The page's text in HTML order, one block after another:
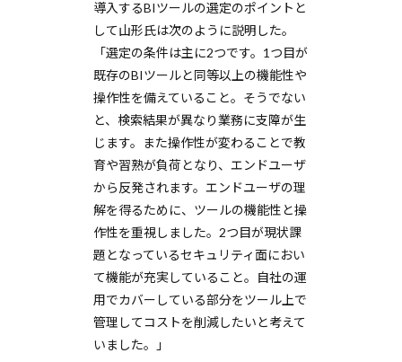
導入するBIツールの選定のポイントと
して山形氏は次のように説明した。
「選定の条件は主に2つです。1つ目が
既存のBIツールと同等以上の機能性や
操作性を備えていること。そうでない
と、検索結果が異なり業務に支障が生
じます。また操作性が変わることで教
育や習熟が負荷となり、エンドユーザ
から反発されます。エンドユーザの理
解を得るために、ツールの機能性と操
作性を重視しました。2つ目が現状課
題となっているセキュリティ面におい
て機能が充実していること。自社の運
用でカバーしている部分をツール上で
管理してコストを削減したいと考えて
いました。」